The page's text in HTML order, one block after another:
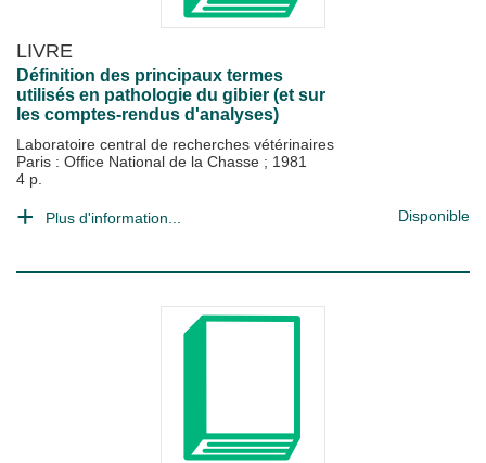
LIVRE
Définition des principaux termes
utilisés en pathologie du gibier (et sur
les comptes-rendus d'analyses)
Laboratoire central de recherches vétérinaires
Paris : Office National de la Chasse ; 1981
4 p.
Plus d'information... Disponible